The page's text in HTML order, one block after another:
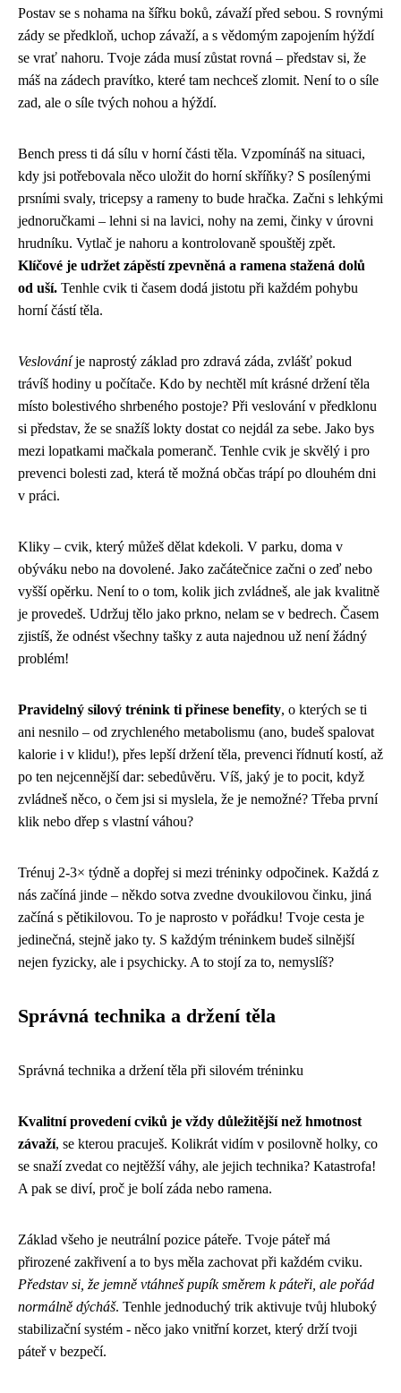
Postav se s nohama na šířku boků, závaží před sebou. S rovnými
zády se předkloň, uchop závaží, a s vědomým zapojením hýždí
se vrať nahoru. Tvoje záda musí zůstat rovná – představ si, že
máš na zádech pravítko, které tam nechceš zlomit. Není to o síle
zad, ale o síle tvých nohou a hýždí.
Bench press ti dá sílu v horní části těla. Vzpomínáš na situaci,
kdy jsi potřebovala něco uložit do horní skříňky? S posílenými
prsními svaly, tricepsy a rameny to bude hračka. Začni s lehkými
jednoručkami – lehni si na lavici, nohy na zemi, činky v úrovni
hrudníku. Vytlač je nahoru a kontrolovaně spouštěj zpět.
Klíčové je udržet zápěstí zpevněná a ramena stažená dolů
od uší. Tenhle cvik ti časem dodá jistotu při každém pohybu
horní částí těla.
Veslováníje naprostý základ pro zdravá záda, zvlášť pokud
trávíš hodiny u počítače. Kdo by nechtěl mít krásné držení těla
místo bolestivého shrbeného postoje? Při veslování v předklonu
si představ, že se snažíš lokty dostat co nejdál za sebe. Jako bys
mezi lopatkami mačkala pomeranč. Tenhle cvik je skvělý i pro
prevenci bolesti zad, která tě možná občas trápí po dlouhém dni
v práci.
Kliky – cvik, který můžeš dělat kdekoli. V parku, doma v
obýváku nebo na dovolené. Jako začátečnice začni o zeď nebo
vyšší opěrku. Není to o tom, kolik jich zvládneš, ale jak kvalitně
je provedeš. Udržuj tělo jako prkno, nelam se v bedrech. Časem
zjistíš, že odnést všechny tašky z auta najednou už není žádný
problém!
Pravidelný silový trénink ti přinese benefity, o kterých se ti
ani nesnilo – od zrychleného metabolismu (ano, budeš spalovat
kalorie i v klidu!), přes lepší držení těla, prevenci řídnutí kostí, až
po ten nejcennější dar: sebedůvěru. Víš, jaký je to pocit, když
zvládneš něco, o čem jsi si myslela, že je nemožné? Třeba první
klik nebo dřep s vlastní váhou?
Trénuj 2-3× týdně a dopřej si mezi tréninky odpočinek. Každá z
nás začíná jinde – někdo sotva zvedne dvoukilovou činku, jiná
začíná s pětikilovou. To je naprosto v pořádku! Tvoje cesta je
jedinečná, stejně jako ty. S každým tréninkem budeš silnější
nejen fyzicky, ale i psychicky. A to stojí za to, nemyslíš?
Správná technika a držení těla
Správná technika a držení těla při silovém tréninku
Kvalitní provedení cviků je vždy důležitější než hmotnost
závaží, se kterou pracuješ. Kolikrát vidím v posilovně holky, co
se snaží zvedat co nejtěžší váhy, ale jejich technika? Katastrofa!
A pak se diví, proč je bolí záda nebo ramena.
Základ všeho je neutrální pozice páteře. Tvoje páteř má
přirozené zakřivení a to bys měla zachovat při každém cviku.
Představ si, že jemně vtáhneš pupík směrem k páteři, ale pořád
normálně dýcháš. Tenhle jednoduchý trik aktivuje tvůj hluboký
stabilizační systém - něco jako vnitřní korzet, který drží tvoji
páteř v bezpečí.